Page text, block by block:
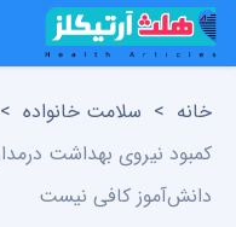
خانه > سلامت خانواده >
دانش‌آموز کافی نیست